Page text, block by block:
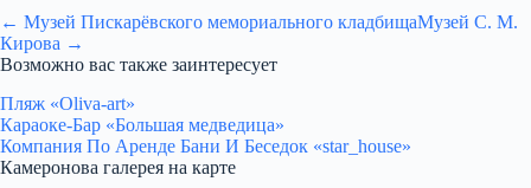
← Музей Пискарёвского мемориального кладбищаМузей С. М.
Кирова →
Возможно вас также заинтересует
Пляж «Oliva-art»
Караоке-Бар «Большая медведица»
Компания По Аренде Бани И Беседок «star_house»
Камеронова галерея на карте